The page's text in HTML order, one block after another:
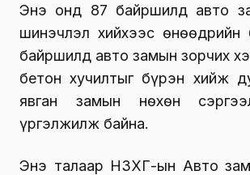
Энэ онд 87 байршилд авто
шинэчлэл хийхээс өнөөдрийн
байршилд авто замын зорчих
бетон хучилтыг бүрэн хийж
явган замын нөхөн
үргэлжилж байна.
Энэ талаар НЗХГ-ын Авто